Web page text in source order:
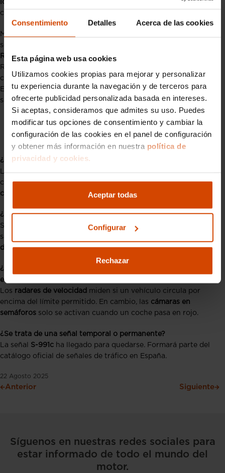
Consentimiento Detalles Acerca de las cookies
Esta página web usa cookies
Utilizamos cookies propias para mejorar y personalizar
tu experiencia durante la navegación y de terceros para
ofrecerte publicidad personalizada basada en intereses.
Si aceptas, consideramos que admites su uso. Puedes
modificar tus opciones de consentimiento y cambiar la
configuración de las cookies en el panel de configuración
y obtener más información en nuestra política de
privacidad y cookies.
Aceptar todas
Configurar
Rechazar
los semáforos
tendrá un impacto directo en la forma de
conducir en ciudad.
Mayor
semáforo en rojo.
Reducción de accidentes en intersecciones conflictivas.
Refuerzo de la
conductores más jóvenes.
En definitiva, se trata de una medida que no solo busca
sancionar, sino sobre todoprevenir.
Preguntas frecuentes sobre la
señal de tráfico que avisa cámaras
¿Dónde se instalará la nueva señal DGT?
La DGT ha anunciado que se colocará en las principales
ciudades españolas, en aquellos cruces donde ya funcionan
cámaras en semáforos
para controlar el paso indebido.
¿Me pueden multar aunque esté la señal instalada?
Sí. La función de la señal es advertir, pero si un conductor se
salta un semáforo en rojo, la
de 4 puntosseguirá aplicándose.
¿Qué diferencia hay entre un radar de velocidad y las cámaras
en semáforos?
Los radares de velocidad miden si un vehículo circula por
encima del límite permitido. En cambio, las cámaras en
semáforos solo se activan cuando un coche pasa en rojo.
¿Se trata de una señal temporal o permanente?
La señal S-991c ha llegado para quedarse. Formará parte del
catálogo oficial de señales de tráfico en España.
22 Agosto 2025
Anterior Siguiente
Síguenos en nuestras redes sociales para
estar informado de todo el mundo del
motor.